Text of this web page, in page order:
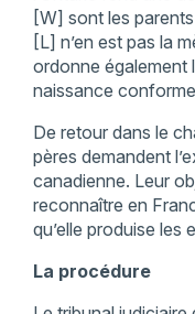
[W] sont les
[L] n’en est pas la
ordonne également
naissance
De retour dans le
pères demandent
canadienne. Leur
reconnaître en
qu’elle produise les
La procédure